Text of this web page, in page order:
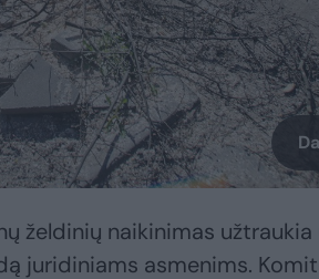
želdinių naikinimas
juridiniams asmenims.